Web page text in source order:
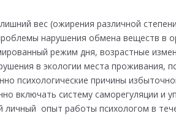
вес (ожирения различной
нарушения обмена веществ в
режим дня, возрастные
в экологии места проживания,
психологические причины
включать систему саморегуляции и
опыт работы психологом в